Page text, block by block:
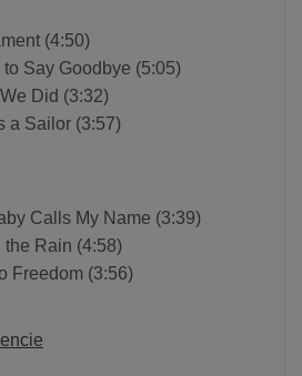
(4:50)
to Say Goodbye (5:05)
Did (3:32)
a Sailor (3:57)
Calls My Name (3:39)
the Rain (4:58)
Freedom (3:56)